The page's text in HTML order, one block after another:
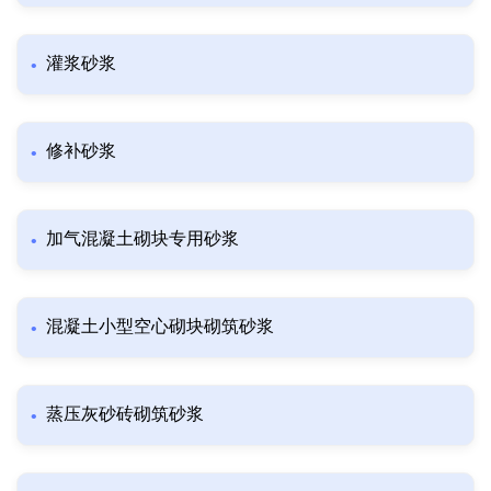
灌浆砂浆
修补砂浆
加气混凝土砌块专用砂浆
混凝土小型空心砌块砌筑砂浆
蒸压灰砂砖砌筑砂浆